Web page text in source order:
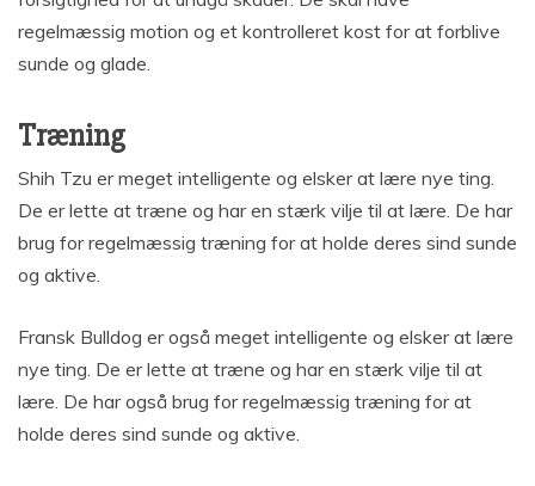
regelmæssig motion og et kontrolleret kost for at forblive
sunde og glade.
Træning
Shih Tzu er meget intelligente og elsker at lære nye ting.
De er lette at træne og har en stærk vilje til at lære. De har
brug for regelmæssig træning for at holde deres sind sunde
og aktive.
Fransk Bulldog er også meget intelligente og elsker at lære
nye ting. De er lette at træne og har en stærk vilje til at
lære. De har også brug for regelmæssig træning for at
holde deres sind sunde og aktive.